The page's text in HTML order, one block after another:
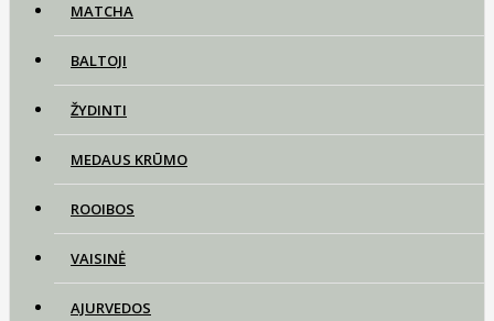
MATCHA
BALTOJI
ŽYDINTI
MEDAUS KRŪMO
ROOIBOS
VAISINĖ
AJURVEDOS